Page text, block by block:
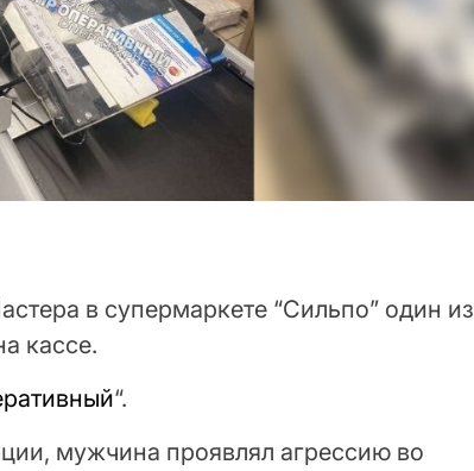
в супермаркете “Сильпо” один из
кассе.
“.
мужчина проявлял агрессию во